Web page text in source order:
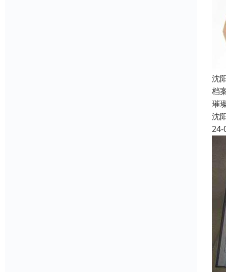
沈
档
璀
沈
24-